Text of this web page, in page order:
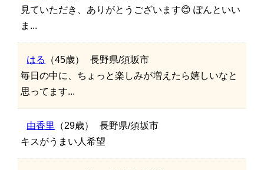
見ていただき、ありがとうございます😊 ぽんといい
ま...
はる （45歳）
長野県/須坂市
毎日の中に、ちょっと楽しみが増えたら嬉しいなと
思ってます...
由香里 （29歳）
長野県/須坂市
キスがうまい人希望